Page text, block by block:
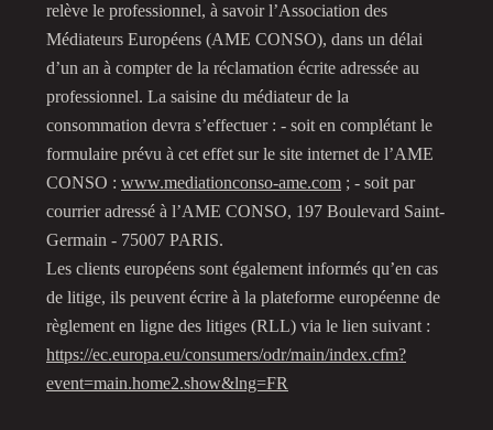
relève le professionnel, à savoir l’Association des
Médiateurs Européens (AME CONSO), dans un délai
d’un an à compter de la réclamation écrite adressée au
professionnel. La saisine du médiateur de la
consommation devra s’effectuer : - soit en complétant le
formulaire prévu à cet effet sur le site internet de l’AME
CONSO : www.mediationconso-ame.com ; - soit par
courrier adressé à l’AME CONSO, 197 Boulevard Saint-
Germain - 75007 PARIS.
Les clients européens sont également informés qu’en cas
de litige, ils peuvent écrire à la plateforme européenne de
règlement en ligne des litiges (RLL) via le lien suivant :
https://ec.europa.eu/consumers/odr/main/index.cfm?
event=main.home2.show&lng=FR